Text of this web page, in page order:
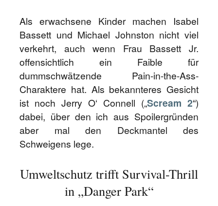
Als erwachsene Kinder machen Isabel
Bassett und Michael Johnston nicht viel
verkehrt, auch wenn Frau Bassett Jr.
offensichtlich ein Faible für
dummschwätzende Pain-in-the-Ass-
Charaktere hat. Als bekannteres Gesicht
ist noch Jerry O‘ Connell („Scream 2“)
dabei, über den ich aus Spoilergründen
aber mal den Deckmantel des
Schweigens lege.
Umweltschutz trifft Survival-Thrill
in „Danger Park“